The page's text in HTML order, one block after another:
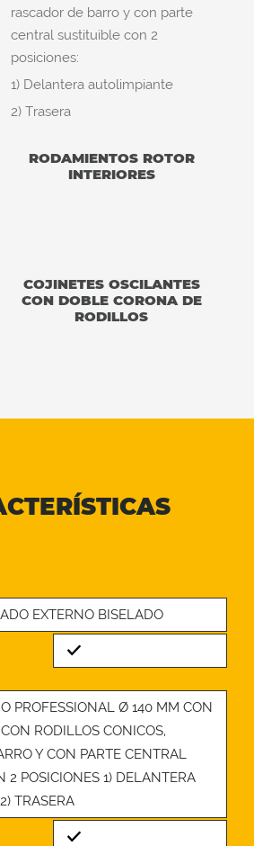
rascador de barro y con parte
central sustituible con 2
posiciones:
1) Delantera autolimpiante
2) Trasera
RODAMIENTOS ROTOR
INTERIORES
COJINETES OSCILANTES
CON DOBLE CORONA DE
RODILLOS
EXTERNO BISELADO
Standard
PROFESSIONAL Ø 140 MM CON
RODILLOS CONICOS,
Y CON PARTE CENTRAL
2 POSICIONES 1) DELANTERA
TRASERA
Standard